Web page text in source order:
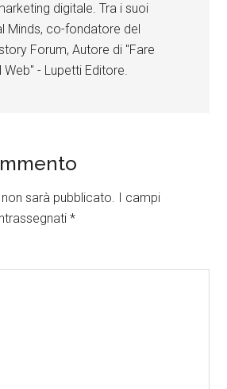
digitale. Tra i suoi
Minds, co-fondatore del
Forum, Autore di "Fare
Web" - Lupetti Editore.
non sarà pubblicato. I campi
*